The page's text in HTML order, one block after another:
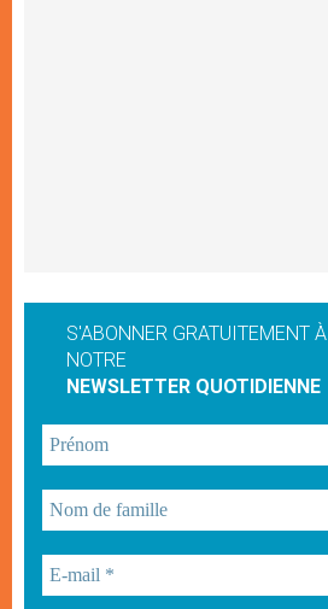
S'ABONNER GRATUITEMENT À
NOTRE
NEWSLETTER QUOTIDIENNE